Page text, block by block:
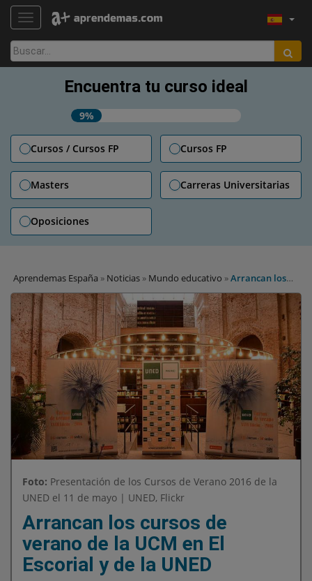
TOGGLE NAVIGATION
Buscar:
Encuentra tu curso ideal
9%
Cursos / Cursos FP Cursos FP
Masters Carreras Universitarias
Oposiciones
Aprendemas España » Noticias » Mundo educativo »Arrancan los
cursos de verano de la UCM en El Escorial y de la UNED
Foto: Presentación de los Cursos de Verano 2016 de la
UNED el 11 de mayo | UNED, Flickr
Arrancan los cursos de
verano de la UCM en El
Escorial y de la UNED